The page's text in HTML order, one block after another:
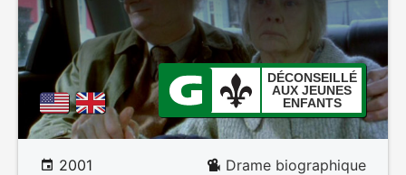
DÉCONSEILLÉ
AUX JEUNES
ENFANTS
2001 Drame biographique